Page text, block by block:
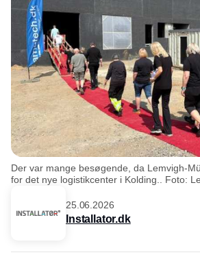
Der var mange besøgende, da Lemvigh-
for det nye logistikcenter i Kolding.. Foto:
25.06.2026
Installator.dk